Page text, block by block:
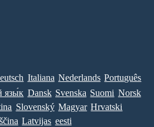
Italiana Nederlands Português
язы́к Dansk Svenska Suomi Norsk
Slovenský Magyar Hrvatski
Latvijas eesti